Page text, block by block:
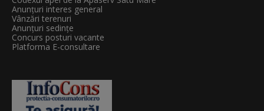
Anunțuri interes general
Vânzări terenuri
Anunțuri sedințe
Concurs posturi vacante
Platforma E-consultare